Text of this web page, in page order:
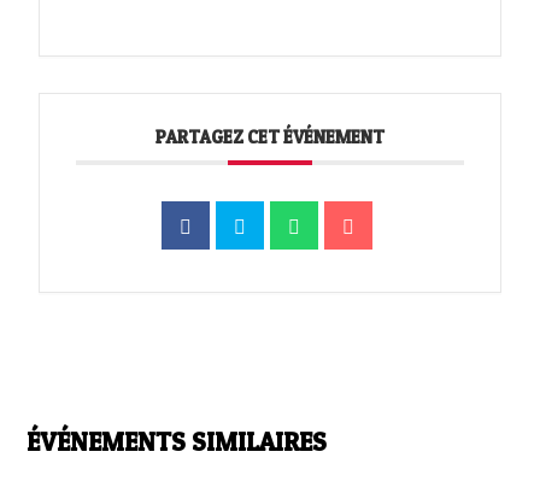
PARTAGEZ CET ÉVÉNEMENT
ÉVÉNEMENTS SIMILAIRES